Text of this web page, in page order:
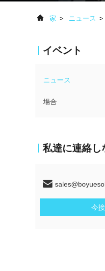
家 > ニュース >
イベント
ニュース
場合
私達に連絡し
今